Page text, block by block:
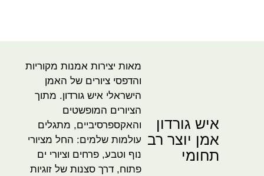
איש גורדון
אמן יוצר רב
תחומי
מאות יצירות אמנות מקוריות
והדפסי ציורים של האמן
הישראלי איש גורדון. מתוך
הציורים המופשטים
והאקספרסיביים, מתגלים
עולמות שלמים: החל מציורי
נוף וטבע, פרחים וציורי ים
פתוח, דרך סצנות של זוגיות